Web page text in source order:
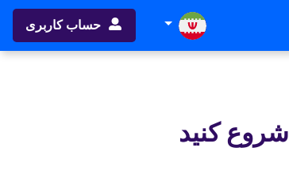
حساب کاربری
شروع کنید